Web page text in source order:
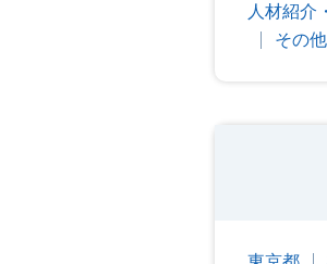
人材紹介
その